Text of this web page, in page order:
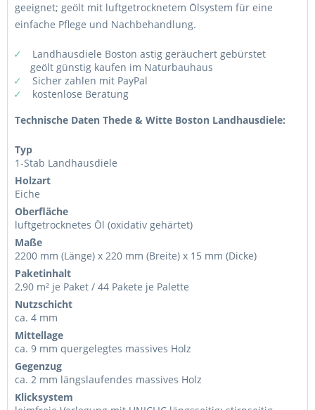
geeignet; geölt mit luftgetrocknetem Ölsystem für eine
einfache Pflege und Nachbehandlung.
Landhausdiele Boston astig geräuchert gebürstet
geölt günstig kaufen im Naturbauhaus
Sicher zahlen mit PayPal
kostenlose Beratung
Technische Daten Thede & Witte Boston Landhausdiele:
Typ
1-Stab Landhausdiele
Holzart
Eiche
Oberfläche
luftgetrocknetes Öl (oxidativ gehärtet)
Maße
2200 mm (Länge) x 220 mm (Breite) x 15 mm (Dicke)
Paketinhalt
2,90 m² je Paket / 44 Pakete je Palette
Nutzschicht
ca. 4 mm
Mittellage
ca. 9 mm quergelegtes massives Holz
Gegenzug
ca. 2 mm längslaufendes massives Holz
Klicksystem